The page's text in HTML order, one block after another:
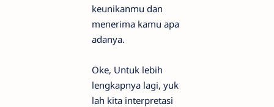
keunikanmu dan
menerima kamu apa
adanya.
Oke, Untuk lebih
lengkapnya lagi, yuk
lah kita interpretasi